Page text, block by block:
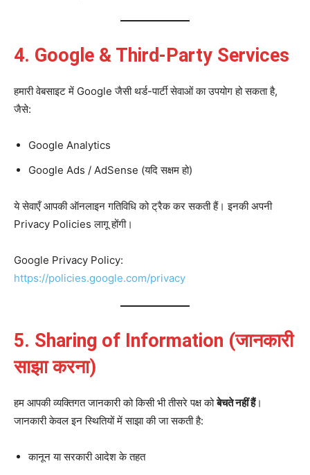
4. Google & Third-Party Services
हमारी वेबसाइट में Google जैसी थर्ड-पार्टी सेवाओं का उपयोग हो सकता है,
जैसे:
Google Analytics
Google Ads / AdSense (यदि सक्षम हो)
ये सेवाएँ आपकी ऑनलाइन गतिविधि को ट्रैक कर सकती हैं। इनकी अपनी
Privacy Policies लागू होंगी।
Google Privacy Policy:
https://policies.google.com/privacy
5. Sharing of Information (जानकारी
साझा करना)
हम आपकी व्यक्तिगत जानकारी को किसी भी तीसरे पक्ष कोबेचते नहीं हैं।
जानकारी केवल इन स्थितियों में साझा की जा सकती है:
कानून या सरकारी आदेश के तहत